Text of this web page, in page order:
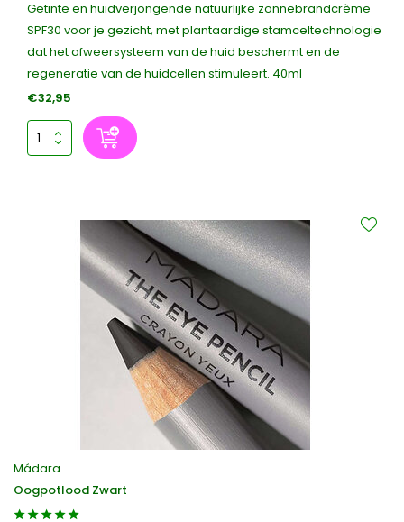
Getinte en huidverjongende natuurlijke zonnebrandcrème
SPF30 voor je gezicht, met plantaardige stamceltechnologie
dat het afweersysteem van de huid beschermt en de
regeneratie van de huidcellen stimuleert. 40ml
€32,95
Mádara
Oogpotlood Zwart